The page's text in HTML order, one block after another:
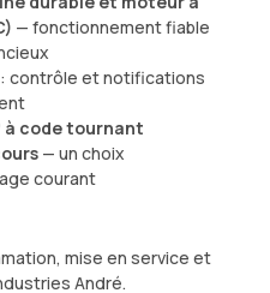
— fonctionnement fiable
: contrôle et notifications
code tournant
— un choix
courant
mise en service et
André.